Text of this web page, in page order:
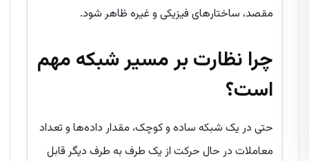
مقصد، ساختارهای فیزیکی و غیره ظاهر شود.
چرا نظارت بر مسیر شبکه مهم
است؟
حتی در یک شبکه ساده و کوچک، مقدار داده‌ها و تعداد
معاملات در حال حرکت از یک طرف به طرف دیگر قابل